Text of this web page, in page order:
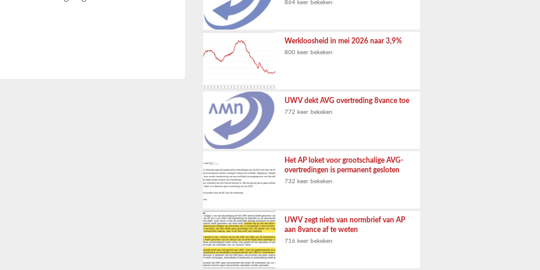
864 keer bekeken
Werkloosheid in mei 2026 naar 3,9%
800 keer bekeken
UWV dekt AVG overtreding 8vance toe
772 keer bekeken
Het AP loket voor grootschalige AVG-
overtredingen is permanent gesloten
732 keer bekeken
UWV zegt niets van normbrief van AP
aan 8vance af te weten
716 keer bekeken